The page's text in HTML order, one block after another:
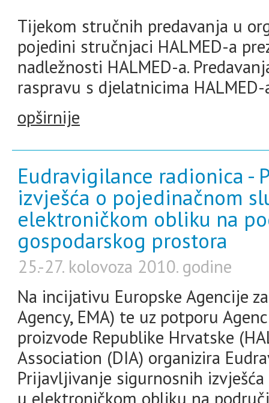
Tijekom stručnih predavanja u
pojedini stručnjaci HALMED-a
nadležnosti HALMED-a.
raspravu s djelatnicima HALMED-
opširnije
Eudravigilance radionica -
izvješća o pojedinačnom
elektroničkom obliku na
gospodarskog prostora
25.-27. kolovoza 2010. godine
Na incijativu Europske Agencije
Agency, EMA) te uz potporu
proizvode Republike Hrvatske
Association (DIA) organizira
Prijavljivanje sigurnosnih
u elektroničkom obliku na